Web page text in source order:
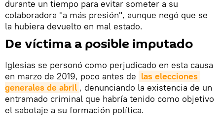
durante un tiempo para evitar someter a su
colaboradora "a más presión", aunque negó que se
la hubiera devuelto en mal estado.
De víctima a posible imputado
Iglesias se personó como perjudicado en esta causa
en marzo de 2019, poco antes de las elecciones
generales de abril , denunciando la existencia de un
entramado criminal que habría tenido como objetivo
el sabotaje a su formación política.